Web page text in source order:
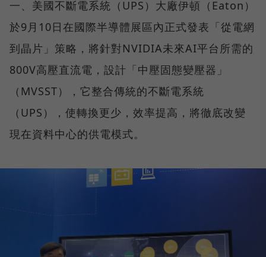
一、美國不斷電系統（UPS）大廠伊頓（Eaton）
於9月10日在國際半導體展區內正式發表「從電網
到晶片」策略，將針對NVIDIA未來AI平台所需的
800V高壓直流電，設計「中壓固態變壓器」
（MVSST），它整合傳統的不斷電系統
（UPS），使轉換更少，效率提高，將徹底改變
現在資料中心的供電模式。